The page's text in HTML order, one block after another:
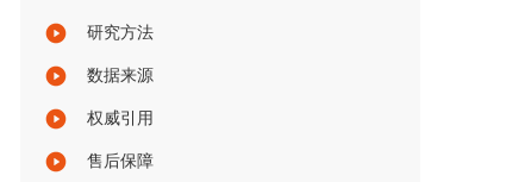
研究方法
数据来源
权威引用
售后保障